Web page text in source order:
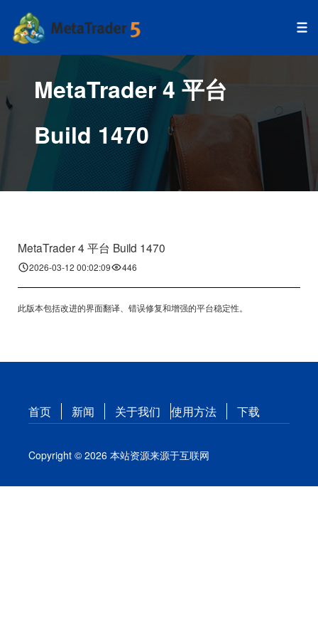
MetaTrader 4 平台
Build 1470
MetaTrader 4 平台 Build 1470
2026-03-12 00:02:09 446
此版本包括改进的界面翻译、错误修复和增强的平台稳定性。
首页 新闻 关于我们 使用方法 下载
Copyright © 2026 本站资源来源于互联网